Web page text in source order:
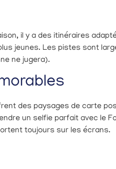
il y a des itinéraires
jeunes. Les pistes sont
ne jugera).
des paysages de carte
un selfie parfait avec le
toujours sur les écrans.